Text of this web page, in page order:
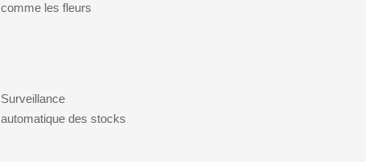
comme les fleurs
Surveillance
automatique des stocks